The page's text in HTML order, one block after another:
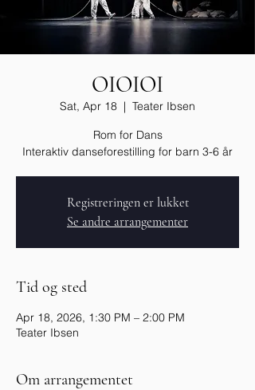
OIOIOI
Sat, Apr 18
  |
Teater Ibsen
Rom for Dans
Interaktiv danseforestilling for barn 3-6 år
Registreringen er lukket
Se andre arrangementer
Tid og sted
Apr 18, 2026, 1:30 PM – 2:00 PM
Teater Ibsen
Om arrangementet